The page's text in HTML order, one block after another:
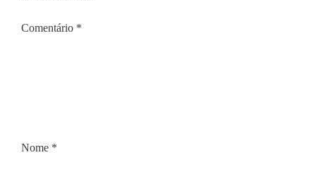
Comentário *
Nome *